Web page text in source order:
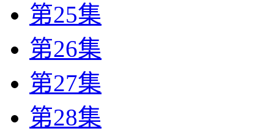
第25集
第26集
第27集
第28集